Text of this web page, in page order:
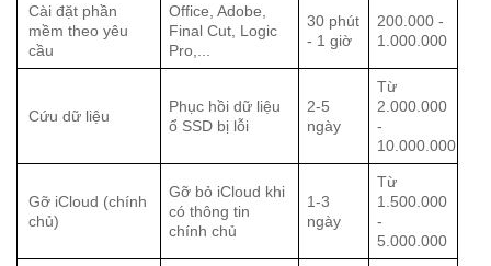
Cài đặt phần
mềm theo yêu
cầu
Office, Adobe,
Final Cut, Logic
Pro,...
30 phút
- 1 giờ
200.000 -
1.000.000
Cứu dữ liệu
Phục hồi dữ liệu
ổ SSD bị lỗi
2-5
ngày
Từ
2.000.000
-
10.000.000
Gỡ iCloud (chính
chủ)
Gỡ bỏ iCloud khi
có thông tin
chính chủ
1-3
ngày
Từ
1.500.000
-
5.000.000